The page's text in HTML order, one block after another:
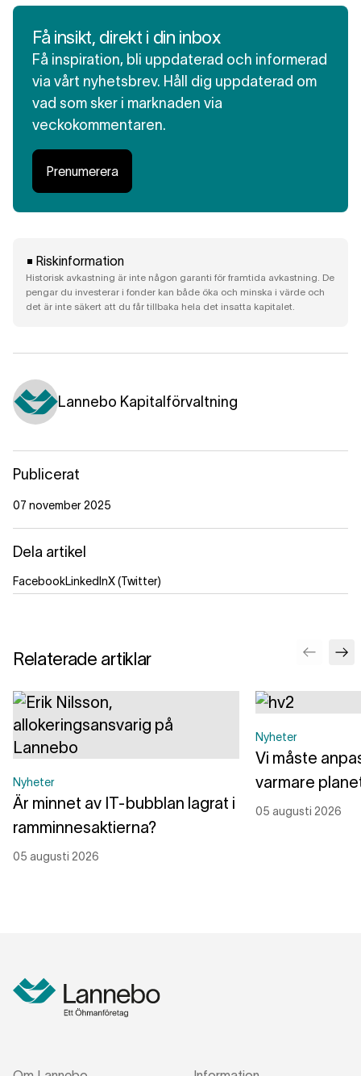
Få insikt, direkt i din inbox
Få inspiration, bli uppdaterad och informerad
via vårt nyhetsbrev. Håll dig uppdaterad om
vad som sker i marknaden via
veckokommentaren.
Prenumerera
Riskinformation
Historisk avkastning är inte någon garanti för framtida avkastning. De
pengar du investerar i fonder kan både öka och minska i värde och
det är inte säkert att du får tillbaka hela det insatta kapitalet.
Lannebo Kapitalförvaltning
Publicerat
07 november 2025
Dela artikel
FacebookLinkedInX (Twitter)
Relaterade artiklar
Nyheter
Är minnet av IT-bubblan lagrat i
ramminnesaktierna?
05 augusti 2026
Nyheter
Vi måste
varmare
05 augusti 2026